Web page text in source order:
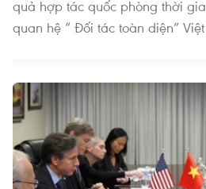
quả hợp tác quốc phòng thời
quan hệ “ Đối tác toàn diện”